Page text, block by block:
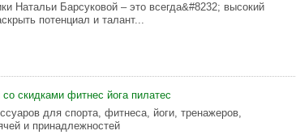
Натальи Барсуковой – это всегда&#8232; высокий
потенциал и талант...
скидками фитнес йога пилатес
для спорта, фитнеса, йоги, тренажеров,
и принадлежностей